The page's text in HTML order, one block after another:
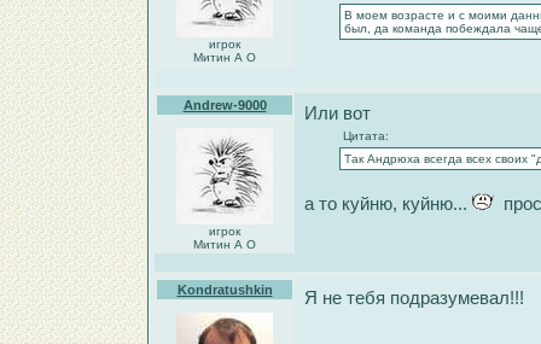
игрок
Митин А О
В моем возрасте и с моими
был, да команда побеждала
Andrew-9000
игрок
Митин А О
Или вот
Цитата:
Так Андрюха всегда всех своих
а то куйню, куйню...
Kondratushkin Я не тебя подразумевал!!!